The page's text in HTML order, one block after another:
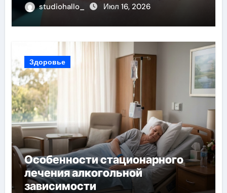
studiohallo_ Июл 16, 2026
Здоровье
Особенности стационарного
лечения алкогольной
зависимости